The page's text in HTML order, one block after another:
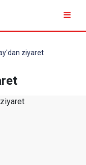
ziyaret